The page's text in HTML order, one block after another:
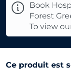
Book
Forest
To view
Ce produit est